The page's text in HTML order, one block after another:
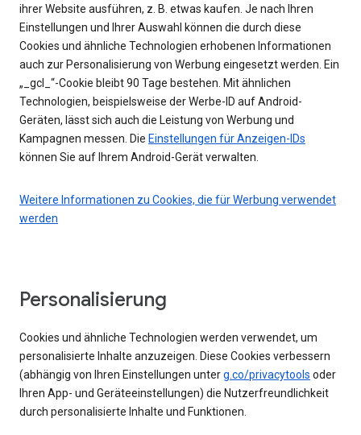
ihrer Website ausführen, z. B. etwas kaufen. Je nach Ihren
Einstellungen und Ihrer Auswahl können die durch diese
Cookies und ähnliche Technologien erhobenen Informationen
auch zur Personalisierung von Werbung eingesetzt werden. Ein
„_gcl_“-Cookie bleibt 90 Tage bestehen. Mit ähnlichen
Technologien, beispielsweise der Werbe-ID auf Android-
Geräten, lässt sich auch die Leistung von Werbung und
Kampagnen messen. Die Einstellungen für Anzeigen-IDs
können Sie auf Ihrem Android-Gerät verwalten.
Weitere Informationen zu Cookies, die für Werbung verwendet
werden
Personalisierung
Cookies und ähnliche Technologien werden verwendet, um
personalisierte Inhalte anzuzeigen. Diese Cookies verbessern
(abhängig von Ihren Einstellungen unterg.co/privacytools oder
Ihren App- und Geräteeinstellungen) die Nutzerfreundlichkeit
durch personalisierte Inhalte und Funktionen.